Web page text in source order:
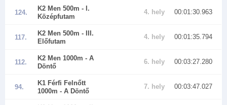
124.
K2 Men 500m - I.
Középfutam
4. hely 00:01:30.963
117.
K2 Men 500m - III.
Előfutam
4. hely 00:01:35.794
112.
K2 Men 1000m - A
Döntő
6. hely 00:03:27.280
94.
K1 Férfi Felnőtt
1000m - A Döntő
7. hely 00:03:47.027